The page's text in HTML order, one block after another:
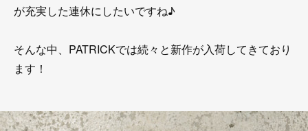
が充実した連休にしたいですね♪
そんな中、PATRICKでは続々と新作が入荷してきており
ます！